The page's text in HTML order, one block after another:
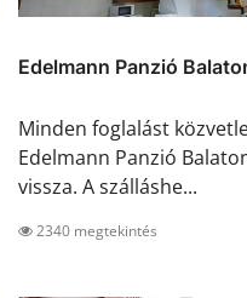
Edelmann Panzió
Minden foglalást
Edelmann Panzió
vissza. A szálláshe...
2340 megtekintés